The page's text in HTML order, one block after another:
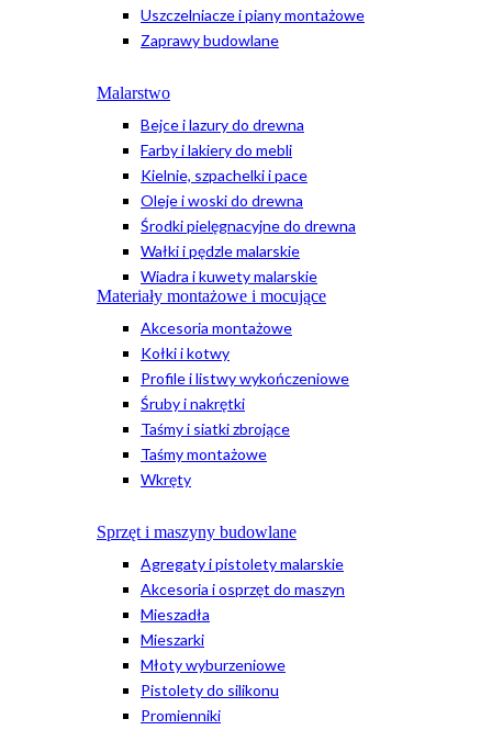
Uszczelniacze i piany montażowe
Zaprawy budowlane
Malarstwo
Bejce i lazury do drewna
Farby i lakiery do mebli
Kielnie, szpachelki i pace
Oleje i woski do drewna
Środki pielęgnacyjne do drewna
Wałki i pędzle malarskie
Wiadra i kuwety malarskie
Materiały montażowe i mocujące
Akcesoria montażowe
Kołki i kotwy
Profile i listwy wykończeniowe
Śruby i nakrętki
Taśmy i siatki zbrojące
Taśmy montażowe
Wkręty
Sprzęt i maszyny budowlane
Agregaty i pistolety malarskie
Akcesoria i osprzęt do maszyn
Mieszadła
Mieszarki
Młoty wyburzeniowe
Pistolety do silikonu
Promienniki